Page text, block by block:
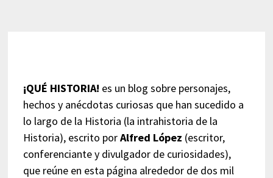
¡QUÉ HISTORIA! es un blog sobre personajes,
hechos y anécdotas curiosas que han sucedido a
lo largo de la Historia (la intrahistoria de la
Historia), escrito porAlfred López (escritor,
conferenciante y divulgador de curiosidades),
que reúne en esta página alrededor de dos mil